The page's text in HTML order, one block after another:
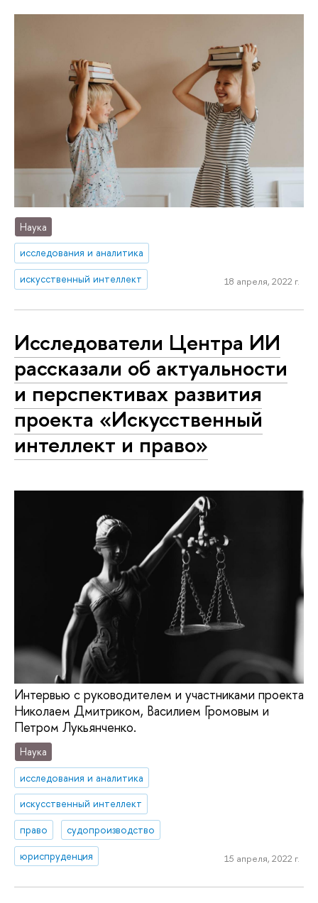
Наука
исследования и аналитика
искусственный интеллект
18 апреля, 2022 г.
Исследователи Центра ИИ
рассказали об актуальности
и перспективах развития
проекта «Искусственный
интеллект и право»
Интервью с руководителем и участниками проекта
Николаем Дмитриком, Василием Громовым и
Петром Лукьянченко.
Наука
исследования и аналитика
искусственный интеллект
право
судопроизводство
юриспруденция
15 апреля, 2022 г.